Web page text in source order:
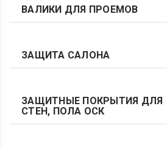
ВАЛИКИ ДЛЯ ПРОЕМОВ
ЗАЩИТА САЛОНА
ЗАЩИТНЫЕ ПОКРЫТИЯ ДЛЯ
СТЕН, ПОЛА ОСК